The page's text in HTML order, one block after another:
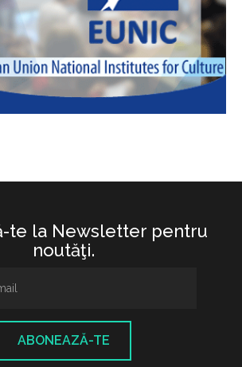
te la Newsletter pentru
noutăţi.
ABONEAZĂ-TE